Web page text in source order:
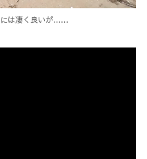
には凄く良いが……